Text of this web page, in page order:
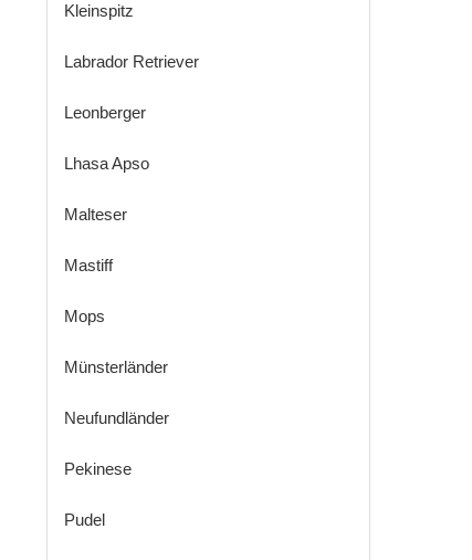
Kleinspitz
Labrador Retriever
Leonberger
Lhasa Apso
Malteser
Mastiff
Mops
Münsterländer
Neufundländer
Pekinese
Pudel